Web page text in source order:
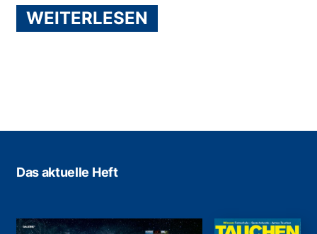
WEITERLESEN
Das aktuelle Heft